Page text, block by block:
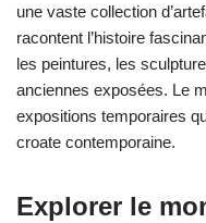
une vaste collection
racontent l’histoire
les peintures, les
anciennes exposées. Le
expositions temporaires
croate contemporaine.
Explorer le